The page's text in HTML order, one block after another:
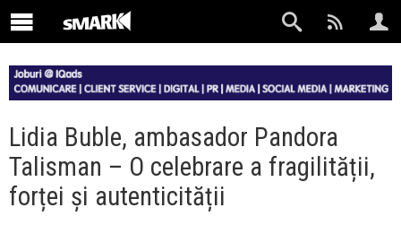
Lidia Buble, ambasador Pandora
Talisman – O celebrare a fragilității,
forței și autenticității